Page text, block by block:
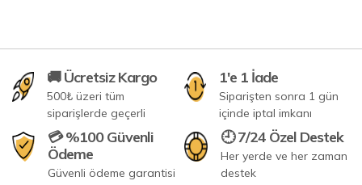
🚚 Ücretsiz Kargo
500₺ üzeri tüm
siparişlerde geçerli
1'e 1 İade
Siparişten sonra 1 gün
içinde iptal imkanı
💳 %100 Güvenli
Ödeme
Güvenli ödeme garantisi
🕘 7/24 Özel Destek
Her yerde ve her zaman
destek